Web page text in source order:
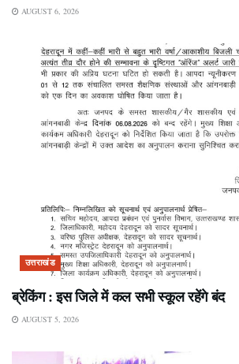
AUGUST 6, 2026
उत्तराखंड
ब्रेकिंग : इस जिले में कल सभी स्कूल रहेंगे बंद
AUGUST 5, 2026